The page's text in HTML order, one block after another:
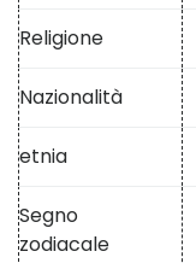
Religione
Nazionalità
etnia
Segno
zodiacale